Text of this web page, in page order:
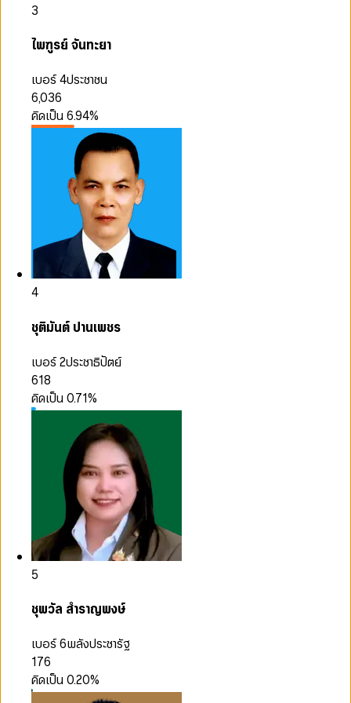
3
ไพฑูรย์ จันทะยา
เบอร์ 4ประชาชน
6,036
คิดเป็น6.94%
4
ชุติมันต์ ปานเพชร
เบอร์ 2ประชาธิปัตย์
618
คิดเป็น0.71%
5
ชุพวัล สำราญพงษ์
เบอร์ 6พลังประชารัฐ
176
คิดเป็น0.20%